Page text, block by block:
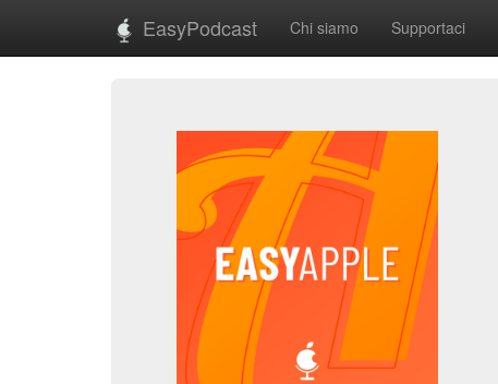
EasyPodcast Chi siamo Supportaci